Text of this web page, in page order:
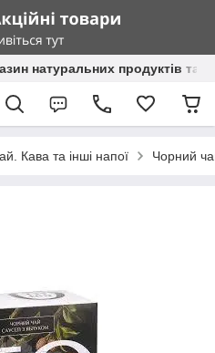
натуральних продуктів та
Кава та інші напої Чорний